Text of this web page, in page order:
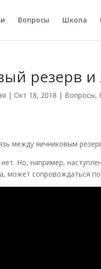
Вопросы Школа
резерв и
| Окт 18, 2018 | Вопросы,
между яичниковым
нет. Но, например,
может сопровождаться